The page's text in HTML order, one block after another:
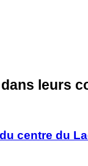
leurs
centre du